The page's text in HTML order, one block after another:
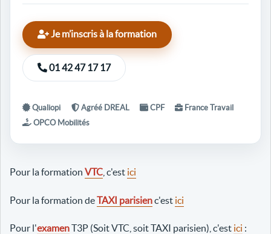
Je m’inscris à la formation
01 42 47 17 17
Qualiopi Agréé DREAL CPF
France Travail
OPCO Mobilités
Pour la formation VTC , c'est ici
Pour la formation deTAXI parisienc'est ici
Pour l'examenT3P (Soit VTC, soit TAXI parisien), c'est ici :